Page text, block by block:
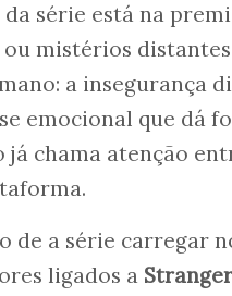
série está na
mistérios
a insegurança
emocional que dá
já chama atenção
de a série carregar
ligados a